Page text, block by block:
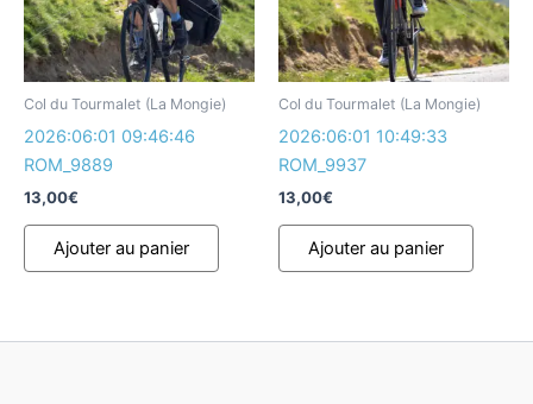
Col du Tourmalet (La Mongie)
2026:06:01 09:46:46
ROM_9889
13,00€
Ajouter au panier
Col du Tourmalet (La Mongie)
2026:06:01 10:49:33
ROM_9937
13,00€
Ajouter au panier